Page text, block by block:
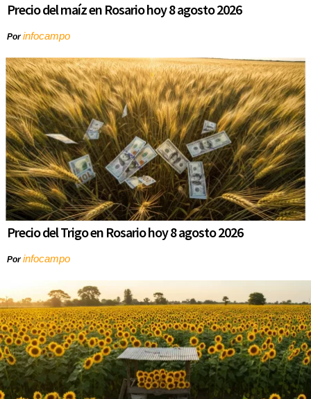
Precio del maíz en Rosario hoy 8 agosto 2026
Porinfocampo
Precio del Trigo en Rosario hoy 8 agosto 2026
Porinfocampo